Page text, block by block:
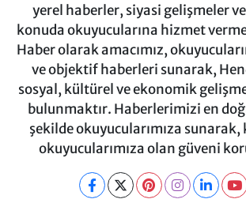
yerel haberler, siyasi gelişmeler
konuda okuyucularına hizmet
Haber olarak amacımız,
ve objektif haberleri sunarak,
sosyal, kültürel ve ekonomik
bulunmaktır. Haberlerimizi en
şekilde okuyucularımıza
okuyucularımıza olan güveni